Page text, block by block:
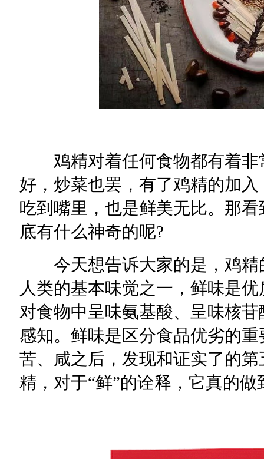
鸡精对着任何食物都有着非
好，炒菜也罢，有了鸡精的加
吃到嘴里，也是鲜美无比。那
底有什么神奇的呢?
今天想告诉大家的是，鸡精
人类的基本味觉之一，鲜味是
对食物中呈味氨基酸、呈味核
感知。鲜味是区分食品优劣的
苦、咸之后，发现和证实了的
精，对于“鲜”的诠释，它真的做